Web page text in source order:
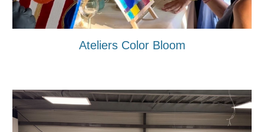
Ateliers Color Bloom